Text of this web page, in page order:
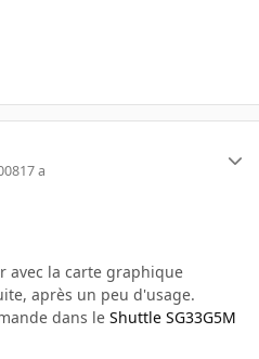
17 a
avec la carte graphique
après un peu d'usage.
dans le Shuttle SG33G5M